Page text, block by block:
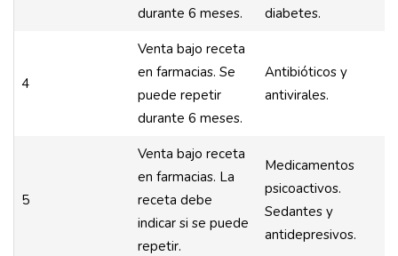
durante 6 meses.
diabetes.
4
Venta bajo receta
en farmacias. Se
puede repetir
durante 6 meses.
Antibióticos y
antivirales.
5
Venta bajo receta
en farmacias. La
receta debe
indicar si se puede
repetir.
Medicamentos
psicoactivos.
Sedantes y
antidepresivos.